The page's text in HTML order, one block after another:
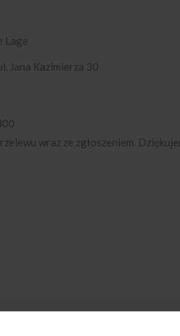
Lage
Jana Kazimierza 30
wraz ze zgłoszeniem.